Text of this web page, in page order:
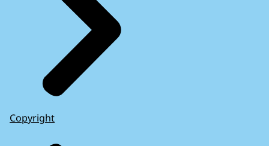
Copyright